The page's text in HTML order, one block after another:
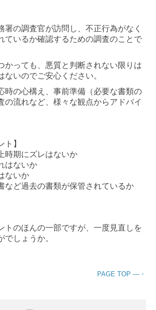
署の調査官が訪問し、不正行為がなく
ているか確認するための調査のことで
かっても、悪質と判断されない限りは
ないのでご安心ください。
時の心構え、事前準備（必要な書類の
の流れなど、様々な観点からアドバイ
ト】
時期にズレはないか
はないか
ないか
など過去の書類が保管されているか
トのほんの一部ですが、一度見直しを
でしょうか。
PAGE TOP ―・